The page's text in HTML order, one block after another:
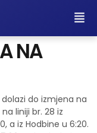
NA
do izmjena na
liniji br. 28 iz
a iz Hodbine u 6:20.